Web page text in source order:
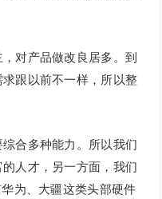
对产品做改良居多。到
跟以前不一样，所以整
合多种能力。所以我们
人才，另一方面，我们
为、大疆这类头部硬件